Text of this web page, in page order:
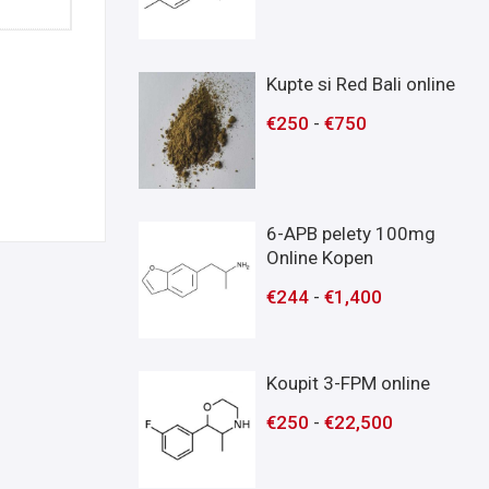
Kupte si Red Bali online
€250 -€750
6-APB pelety 100mg
Online Kopen
€244 -€1,400
Koupit 3-FPM online
€250 -€22,500